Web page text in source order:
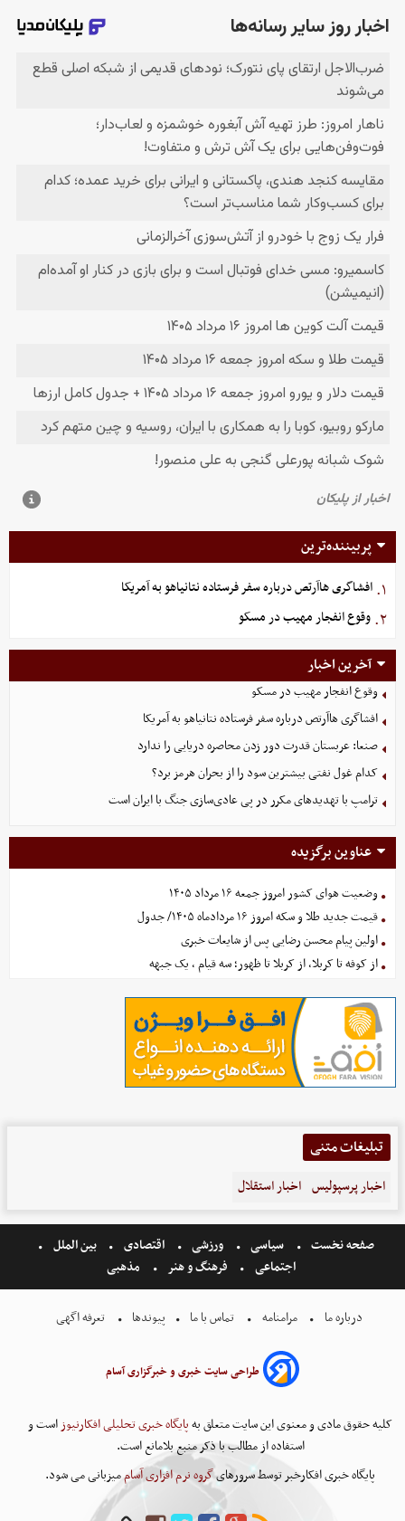
پربیننده‌ترین
۱. افشاگری هاآرتص درباره سفر فرستاده نتانیاهو به آمریکا
۲. وقوع انفجار مهیب در مسکو
آخرین اخبار
وقوع انفجار مهیب در مسکو
افشاگری هاآرتص درباره سفر فرستاده نتانیاهو به آمریکا
صنعا: عربستان قدرت دور زدن محاصره دریایی را ندارد
کدام غول نفتی بیشترین سود را از بحران هرمز برد؟
ترامپ با تهدیدهای مکرر در پی عادی‌سازی جنگ با ایران است
عناوین برگزیده
وضعیت هوای کشور امروز جمعه ۱۶ مرداد ۱۴۰۵
قیمت جدید طلا و سکه امروز ۱۶ مردادماه ۱۴۰۵/ جدول
اولین پیام محسن رضایی پس از شایعات خبری
از کوفه تا کربلا، از کربلا تا ظهور؛ سه قیام ، یک جبهه
تبلیغات متنی
اخبار پرسپولیس اخبار استقلال
صفحه نخست سیاسی ورزشی اقتصادی
بین الملل
اجتماعی
فرهنگ و هنر مذهبی
درباره ما مرامنامه تماس با ما پیوندها تعرفه اگهی
طراحی سایت خبری و خبرگزاری آسام
کلیه حقوق مادی و معنوی این سایت متعلق بهپایگاه خبری تحلیلی افکارنیوزاست و
استفاده از مطالب با ذکر منبع بلامانع است.
پایگاه خبری افکارخبر توسط سرورهایگروه نرم افزاری آساممیزبانی می شود.